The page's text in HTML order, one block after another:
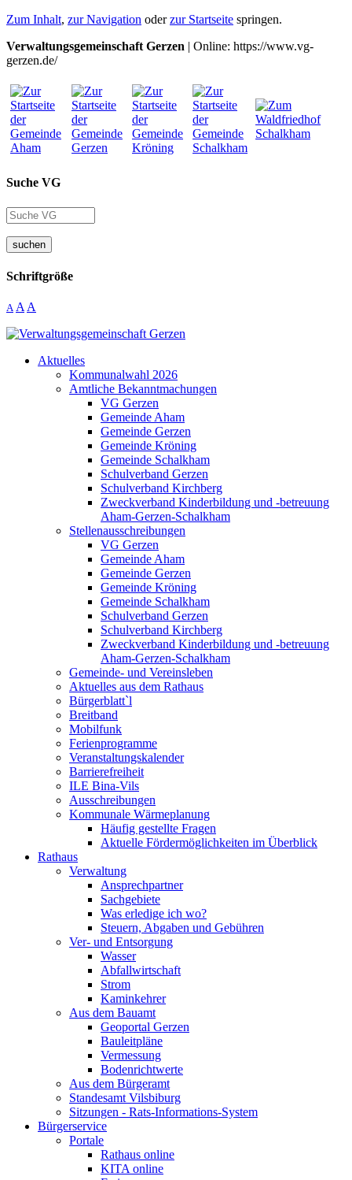
Zum Inhalt, zur Navigation oderzur Startseite springen.
Verwaltungsgemeinschaft Gerzen | Online: https://www.vg-
gerzen.de/
Suche VG
suchen
Schriftgröße
A A A
Aktuelles
Kommunalwahl 2026
Amtliche Bekanntmachungen
VG Gerzen
Gemeinde Aham
Gemeinde Gerzen
Gemeinde Kröning
Gemeinde Schalkham
Schulverband Gerzen
Schulverband Kirchberg
Zweckverband Kinderbildung und -betreuung
Aham-Gerzen-Schalkham
Stellenausschreibungen
VG Gerzen
Gemeinde Aham
Gemeinde Gerzen
Gemeinde Kröning
Gemeinde Schalkham
Schulverband Gerzen
Schulverband Kirchberg
Zweckverband Kinderbildung und -betreuung
Aham-Gerzen-Schalkham
Gemeinde- und Vereinsleben
Aktuelles aus dem Rathaus
Bürgerblatt`l
Breitband
Mobilfunk
Ferienprogramme
Veranstaltungskalender
Barrierefreiheit
ILE Bina-Vils
Ausschreibungen
Kommunale Wärmeplanung
Häufig gestellte Fragen
Aktuelle Fördermöglichkeiten im Überblick
Rathaus
Verwaltung
Ansprechpartner
Sachgebiete
Was erledige ich wo?
Steuern, Abgaben und Gebühren
Ver- und Entsorgung
Wasser
Abfallwirtschaft
Strom
Kaminkehrer
Aus dem Bauamt
Geoportal Gerzen
Bauleitpläne
Vermessung
Bodenrichtwerte
Aus dem Bürgeramt
Standesamt Vilsbiburg
Sitzungen - Rats-Informations-System
Bürgerservice
Portale
Rathaus online
KITA online